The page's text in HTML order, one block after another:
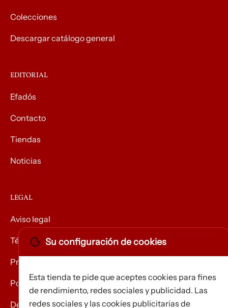
Colecciones
Descargar catálogo general
EDITORIAL
Efadós
Contacto
Tiendas
Noticias
LEGAL
Aviso legal
Términos y condiciones
Privacidad
Política de Cookies
Devolución de mercancías
Su configuración de cookies
Esta tienda te pide que aceptes cookies para fines
de rendimiento, redes sociales y publicidad. Las
redes sociales y las cookies publicitarias de